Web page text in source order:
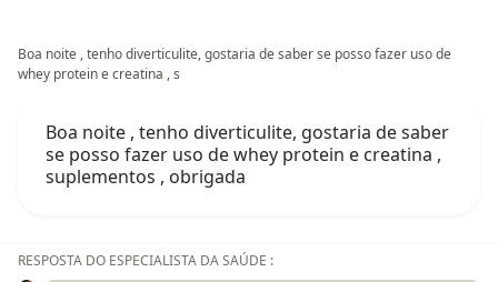
Boa noite , tenho diverticulite, gostaria de saber se posso fazer uso de
whey protein e creatina , s
Boa noite , tenho diverticulite, gostaria de saber
se posso fazer uso de whey protein e creatina ,
suplementos , obrigada
RESPOSTA DO ESPECIALISTA DA SAÚDE :